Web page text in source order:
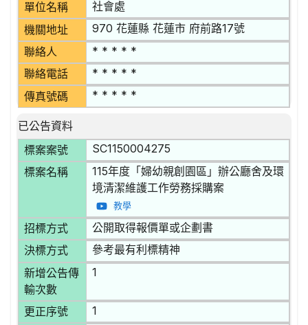
單位名稱 社會處
機關地址 970 花蓮縣 花蓮市 府前路17號
聯絡人 * * * * *
聯絡電話 * * * * *
傳真號碼 * * * * *
已公告資料
標案案號
SC1150004275
標案名稱
115年度「婦幼親創園區」辦公廳舍及環
境清潔維護工作勞務採購案
教學
招標方式 公開取得報價單或企劃書
決標方式 參考最有利標精神
新增公告傳
輸次數
1
更正序號 1